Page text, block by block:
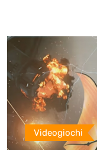
Videogiochi